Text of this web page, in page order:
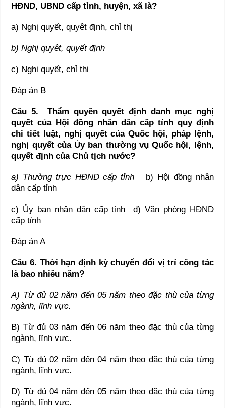
HĐND, UBND cấp tỉnh, huyện, xã là?
a) Nghị quyết, quyêt định, chỉ thị
b) Nghị quyêt, quyết định
c) Nghị quyết, chỉ thị
Đáp án B
Câu 5. Thẩm quyềnquyết định danh mục nghị
quyết của Hội đồng nhân dân cấp tỉnh quy định
chi tiết luật, nghị quyết của Quốc hội, pháp lệnh,
nghị quyết của Ủy ban thường vụ Quốc hội, lệnh,
quyết định của Chủ tịch nước?
a) Thường trực HĐND cấp tỉnh b) Hội đồng nhân
dân cấp tỉnh
c) Ủy ban nhân dân cấp tỉnh d) Văn phòng HĐND
cấp tỉnh
Đáp án A
Câu 6. Thời hạn định kỳ chuyển đổi vị trí công tác
là bao nhiêu năm?
A) Từ đủ 02 năm đến 05 năm theo đặc thù của từng
ngành, lĩnh vực.
B) Từ đủ 03 năm đến 06 năm theo đặc thù của từng
ngành, lĩnh vực.
C) Từ đủ 02 năm đến 04 năm theo đặc thù của từng
ngành, lĩnh vực.
D) Từ đủ 04 năm đến 05 năm theo đặc thù của từng
ngành, lĩnh vực.